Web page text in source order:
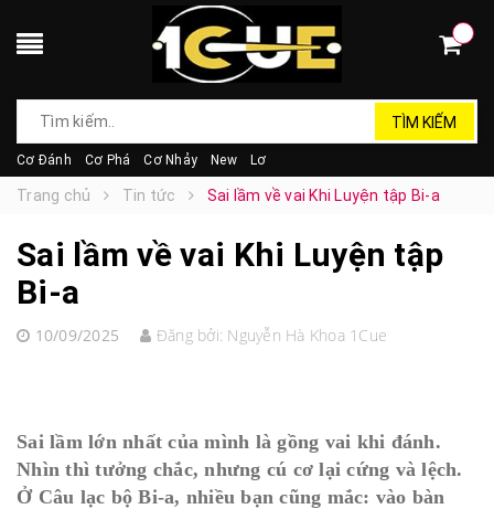
TÌM KIẾM
Cơ Đánh Cơ Phá Cơ Nhảy New Lơ
Trang chủ Tin tức Sai lầm về vai Khi Luyện tập Bi-a
Sai lầm về vai Khi Luyện tập
Bi-a
10/09/2025 Đăng bởi: Nguyễn Hà Khoa 1Cue
Sai lầm lớn nhất của mình là gồng vai khi đánh.
Nhìn thì tưởng chắc, nhưng cú cơ lại cứng và lệch.
Ở Câu lạc bộ Bi-a, nhiều bạn cũng mắc: vào bàn